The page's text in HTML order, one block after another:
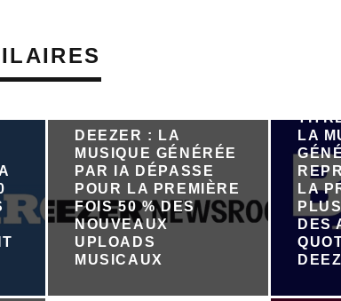
DEEZER : LA
MUSIQUE GÉNÉRÉE
PAR IA DÉPASSE
POUR LA PREMIÈRE
FOIS 50 % DES
NOUVEAUX
UPLOADS
MUSICAUX
LA
LA
DES